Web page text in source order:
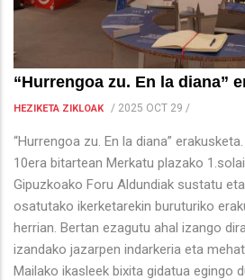
“Hurrengoa zu. En la diana”
HEZIKETA ZIKLOAK / 2025 OCT 29 /
“Hurrengoa zu. En la diana”
10era bitartean Merkatu plazako
Gipuzkoako Foru Aldundiak sustatu
osatutako ikerketarekin buruturiko
herrian. Bertan ezagutu ahal izango
izandako jazarpen indarkeria eta
Mailako ikasleek bixita gidatua egingo